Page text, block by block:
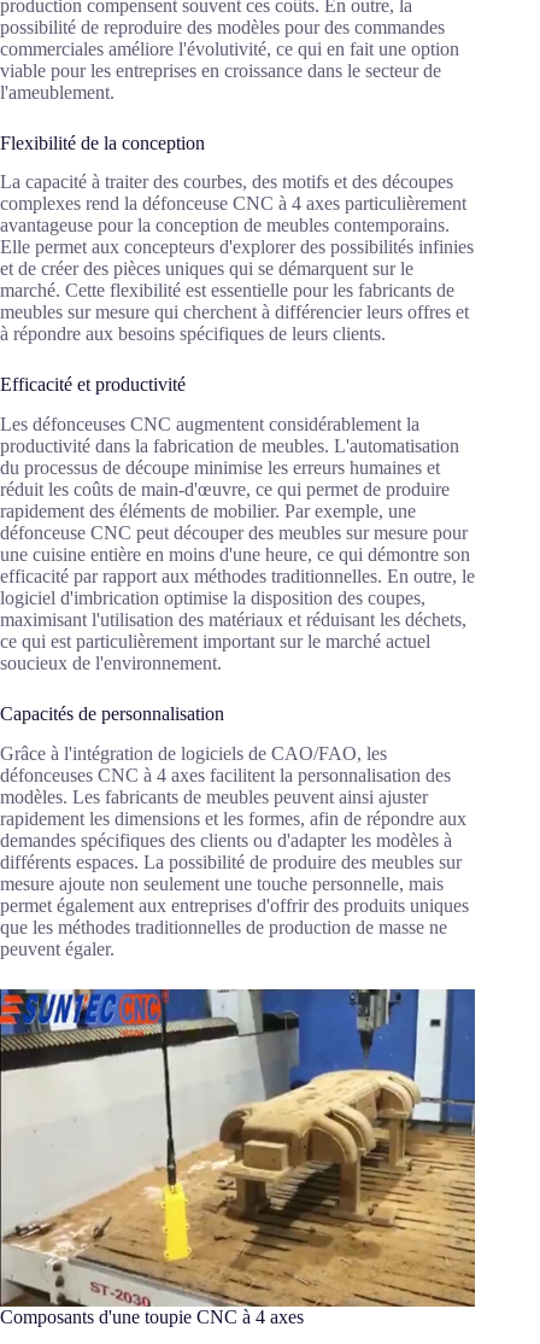
production compensent souvent ces coûts. En outre, la
possibilité de reproduire des modèles pour des commandes
commerciales améliore l'évolutivité, ce qui en fait une option
viable pour les entreprises en croissance dans le secteur de
l'ameublement.
Flexibilité de la conception
La capacité à traiter des courbes, des motifs et des découpes
complexes rend la défonceuse CNC à 4 axes particulièrement
avantageuse pour la conception de meubles contemporains.
Elle permet aux concepteurs d'explorer des possibilités infinies
et de créer des pièces uniques qui se démarquent sur le
marché. Cette flexibilité est essentielle pour les fabricants de
meubles sur mesure qui cherchent à différencier leurs offres et
à répondre aux besoins spécifiques de leurs clients.
Efficacité et productivité
Les défonceuses CNC augmentent considérablement la
productivité dans la fabrication de meubles. L'automatisation
du processus de découpe minimise les erreurs humaines et
réduit les coûts de main-d'œuvre, ce qui permet de produire
rapidement des éléments de mobilier. Par exemple, une
défonceuse CNC peut découper des meubles sur mesure pour
une cuisine entière en moins d'une heure, ce qui démontre son
efficacité par rapport aux méthodes traditionnelles. En outre, le
logiciel d'imbrication optimise la disposition des coupes,
maximisant l'utilisation des matériaux et réduisant les déchets,
ce qui est particulièrement important sur le marché actuel
soucieux de l'environnement.
Capacités de personnalisation
Grâce à l'intégration de logiciels de CAO/FAO, les
défonceuses CNC à 4 axes facilitent la personnalisation des
modèles. Les fabricants de meubles peuvent ainsi ajuster
rapidement les dimensions et les formes, afin de répondre aux
demandes spécifiques des clients ou d'adapter les modèles à
différents espaces. La possibilité de produire des meubles sur
mesure ajoute non seulement une touche personnelle, mais
permet également aux entreprises d'offrir des produits uniques
que les méthodes traditionnelles de production de masse ne
peuvent égaler.
Composants d'une toupie CNC à 4 axes